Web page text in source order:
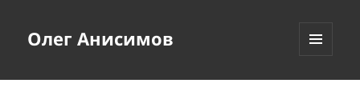
Олег Анисимов